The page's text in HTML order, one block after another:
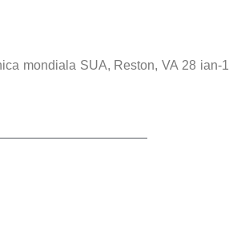
mondiala SUA, Reston, VA 28 ian-1